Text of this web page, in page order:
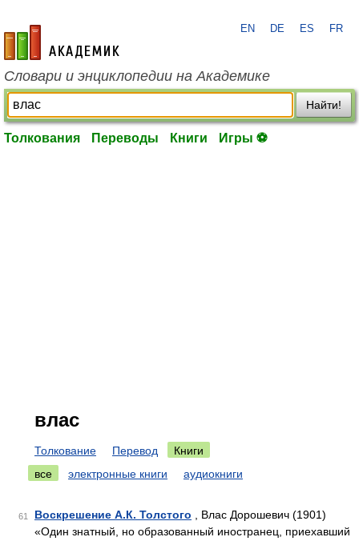
academic.ru
EN DE ES FR
Словари и энциклопедии на Академике
Найти!
Толкования Переводы Книги Игры ⚽
влас
Толкование Перевод
Книги
все
электронные книги аудиокниги
61 Воскрешение А.К. Толстого , Влас Дорошевич (1901)
«Один знатный, но образованный иностранец, приехавший